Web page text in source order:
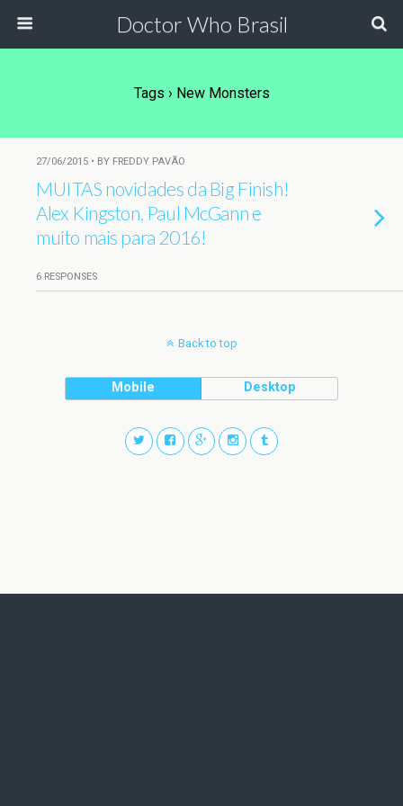
Doctor Who Brasil
Tags › New Monsters
27/06/2015 • BY FREDDY PAVÃO
MUITAS novidades da Big Finish!
Alex Kingston, Paul McGann e
muito mais para 2016!
6 RESPONSES
Back to top
Mobile Desktop